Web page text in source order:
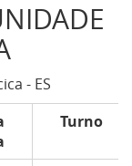
- ES
Turno